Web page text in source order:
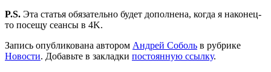
P.S. Эта статья обязательно будет дополнена, когда я наконец-
то посещу сеансы в 4K.
Запись опубликована автором Андрей Соболь в рубрике
Новости. Добавьте в закладки постоянную ссылку.